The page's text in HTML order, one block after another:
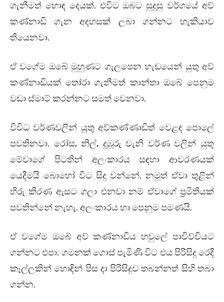
ගැනීමත් හොඳ දෙයක්. එවිට ඔබට සුදුසු වර්ගයේ අව්
කණ්නාඩි ගැන අදහසක් ලබා ගන්නට හැකියාව
තියෙනවා.
ඒ වගේම ඔබේ මුහුණට ගැලපෙන හැඩයෙන් යුතු අව්
කණ්නාඩියක් තෝරා ගැනීමත් කාන්තා ඔබේ පෙනුම
වඩා ස්මාට් කරන්නට සමත් වෙනවා.
විවිධ වර්ණවලින් යූතු අව්කණ්ණාඩිත් වෙළඳ පොලේ
පවතිනවා. රෝස, නිල්, දුඹූරු වැනි වර්ණ වලින් යුතු
මේවාගේ පිටතින් අලංකාරය සඳහා ආවරණයක්
යෙදීමයි බොහෝ විට සිදු වන්නේ. නමුත් ඒවා තුළින්
හිරු කිරණ ඇසට ගලා එනවා නම් ඒවාගේ ප්‍රමිතියක්
පවතින්නේ නැහැ. අලංකාරය හා පෙනුම පමණයි.
ඒ වගේම ඔබේ අව් කණ්නාඩිය හවුලේ පාවිව්චියට
ගන්නට එපා. ගමනක් ගොස් පැමිණි විට එය පිරිසිදු රෙදි
කෑල්ලකින් හොඳින් පිස දා පිරිසිදුව තබන්නත් සිහි තබා
ගන්න.